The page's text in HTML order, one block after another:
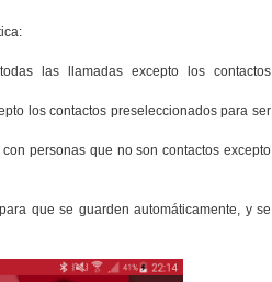
las llamadas excepto los contactos
los contactos preseleccionados para ser
personas que no son contactos excepto
que se guarden automáticamente, y se